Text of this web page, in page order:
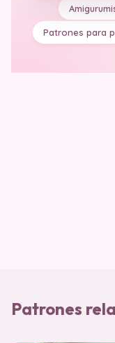
Patrones para
Patrones